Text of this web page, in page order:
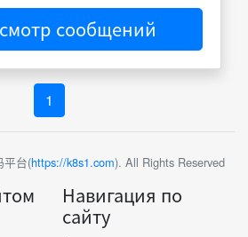
сообщений
1
平台(https://k8s1.com). All Rights Reserved
Навигация по
сайту